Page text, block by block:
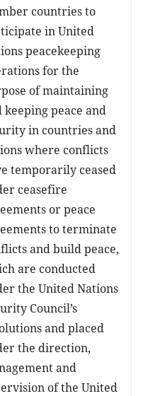
countries to
in United
peacekeeping
for the
of maintaining
keeping peace and
in countries and
where conflicts
temporarily ceased
ceasefire
or peace
to terminate
and build peace,
are conducted
the United Nations
Council’s
and placed
the direction,
and
of the United